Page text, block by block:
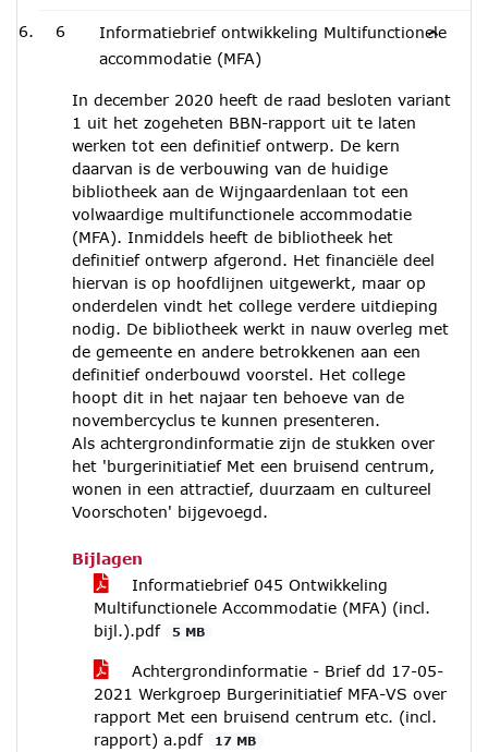
6
Informatiebrief ontwikkeling Multifunctionele
accommodatie (MFA)
In december 2020 heeft de raad besloten variant
1 uit het zogeheten BBN-rapport uit te laten
werken tot een definitief ontwerp. De kern
daarvan is de verbouwing van de huidige
bibliotheek aan de Wijngaardenlaan tot een
volwaardige multifunctionele accommodatie
(MFA). Inmiddels heeft de bibliotheek het
definitief ontwerp afgerond. Het financiële deel
hiervan is op hoofdlijnen uitgewerkt, maar op
onderdelen vindt het college verdere uitdieping
nodig. De bibliotheek werkt in nauw overleg met
de gemeente en andere betrokkenen aan een
definitief onderbouwd voorstel. Het college
hoopt dit in het najaar ten behoeve van de
novembercyclus te kunnen presenteren.
Als achtergrondinformatie zijn de stukken over
het 'burgerinitiatief Met een bruisend centrum,
wonen in een attractief, duurzaam en cultureel
Voorschoten' bijgevoegd.
Bijlagen
Informatiebrief 045 Ontwikkeling
Multifunctionele Accommodatie (MFA) (incl.
bijl.).pdf
5 MB
Achtergrondinformatie - Brief dd 17-05-
2021 Werkgroep Burgerinitiatief MFA-VS over
rapport Met een bruisend centrum etc. (incl.
rapport) a.pdf
17 MB